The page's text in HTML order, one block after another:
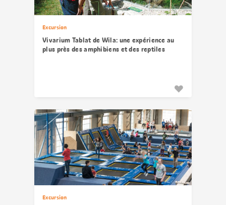
Excursion
Vivarium Tablat de Wila: une expérience au
plus près des amphibiens et des reptiles
Excursion